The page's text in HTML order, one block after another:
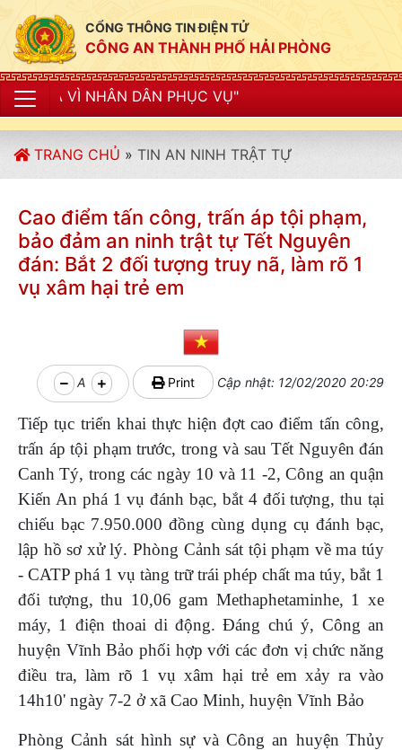
CỔNG THÔNG TIN ĐIỆN TỬ
CÔNG AN THÀNH PHỐ HẢI PHÒNG
DÂN PHỤC VỤ"
TRANG CHỦ » TIN AN NINH TRẬT TỰ
Cao điểm tấn công, trấn áp tội phạm,
bảo đảm an ninh trật tự Tết Nguyên
đán: Bắt 2 đối tượng truy nã, làm rõ 1
vụ xâm hại trẻ em
A Print Cập nhật: 12/02/2020 20:29
Tiếp tục triển khai thực hiện đợt cao điểm tấn công,
trấn áp tội phạm trước, trong và sau Tết Nguyên đán
Canh Tý, trong các ngày 10 và 11 -2, Công an quận
Kiến An phá 1 vụ đánh bạc, bắt 4 đối tượng, thu tại
chiếu bạc 7.950.000 đồng cùng dụng cụ đánh bạc,
lập hồ sơ xử lý. Phòng Cảnh sát tội phạm về ma túy
- CATP phá 1 vụ tàng trữ trái phép chất ma túy, bắt 1
đối tượng, thu 10,06 gam Methaphetaminhe, 1 xe
máy, 1 điện thoai di động. Đáng chú ý, Công an
huyện Vĩnh Bảo phối hợp với các đơn vị chức năng
điều tra, làm rõ 1 vụ xâm hại trẻ em xảy ra vào
14h10' ngày 7-2 ở xã Cao Minh, huyện Vĩnh Bảo
Phòng Cảnh sát hình sự và Công an huyện Thủy